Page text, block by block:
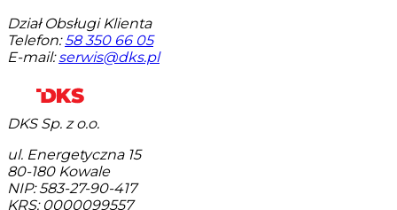
Dział Obsługi Klienta
Telefon: 58 350 66 05
E-mail: serwis@dks.pl
DKS Sp. z o.o.
ul. Energetyczna 15
80-180 Kowale
NIP: 583-27-90-417
KRS: 0000099557